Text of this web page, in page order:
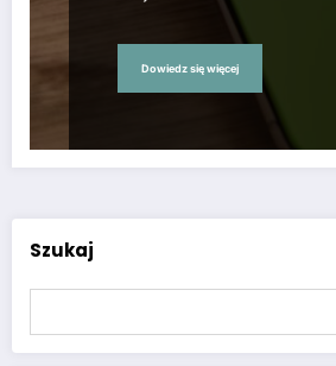
Dowiedz się więcej
Szukaj